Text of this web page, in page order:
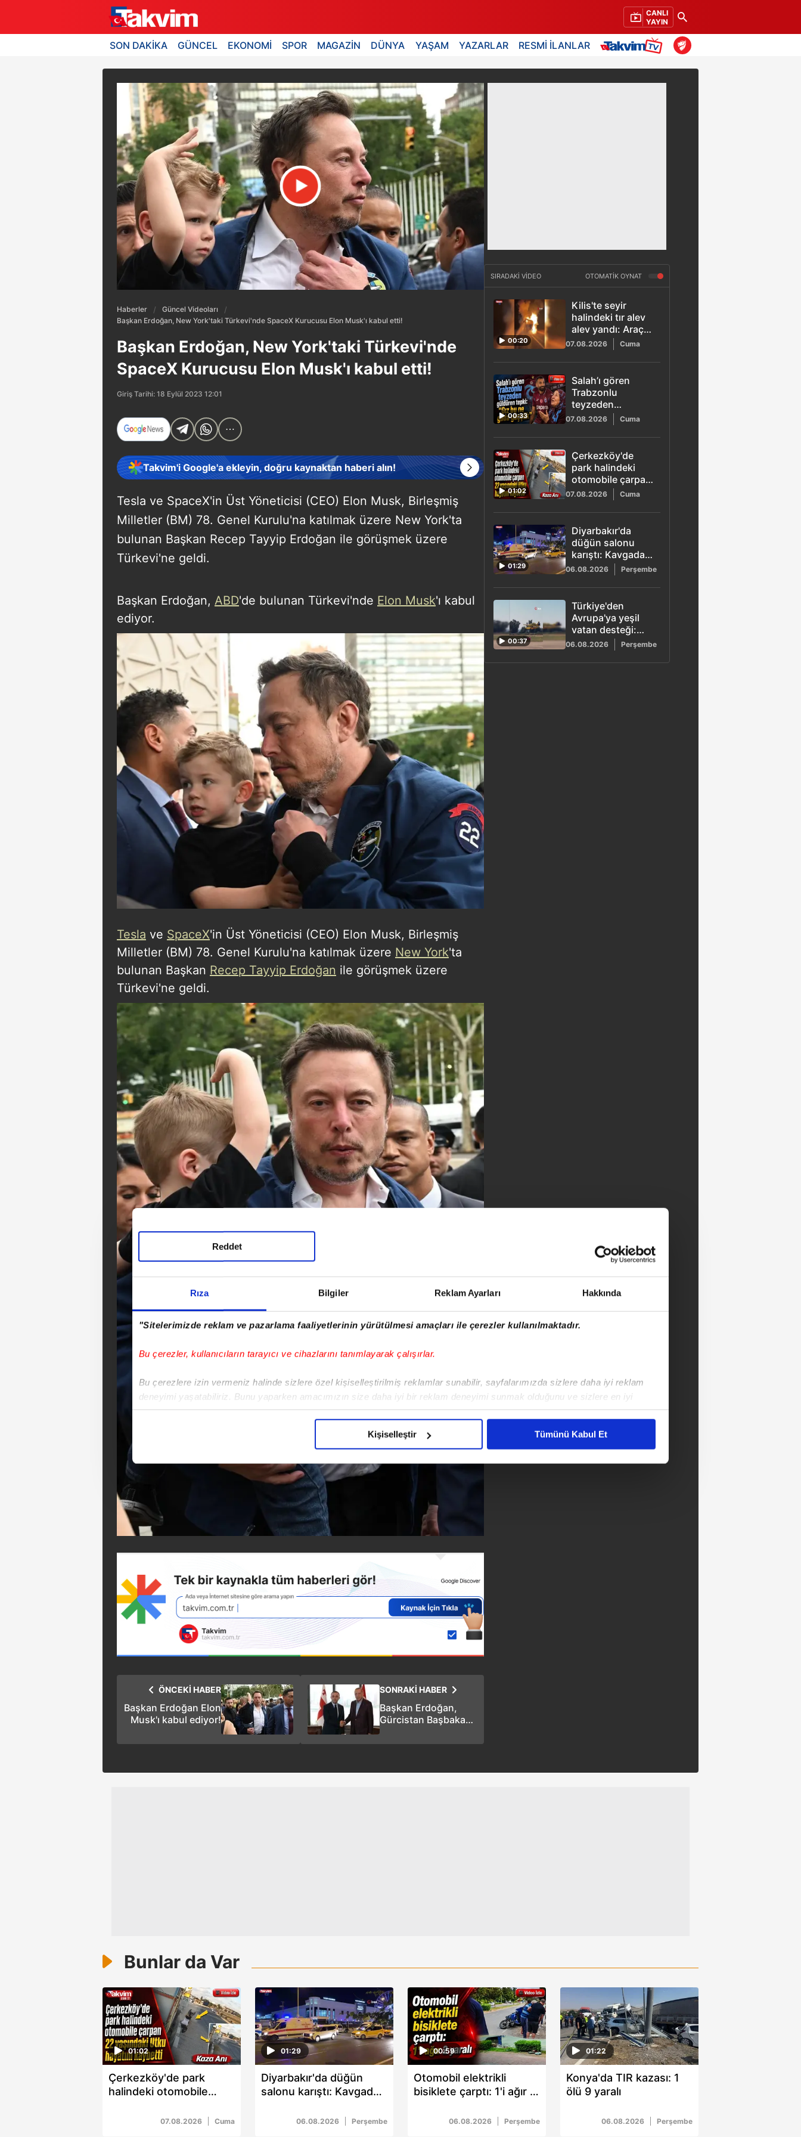
Rıza Bilgiler Reklam Ayarları Hakkında
"Sitelerimizde reklam ve pazarlama faaliyetlerinin yürütülmesi amaçları ile çerezler kullanılmaktadır.
Bu çerezler, kullanıcıların tarayıcı ve cihazlarını tanımlayarak çalışırlar.
Bu çerezlere izin vermeniz halinde sizlere özel kişiselleştirilmiş reklamlar sunabilir, sayfalarımızda sizlere daha iyi reklam
deneyimi yaşatabiliriz. Bunu yaparken amacımızın size daha iyi bir reklam deneyimi sunmak olduğunu ve sizlere en iyi
içerikleri sunabilmek adına elimizden gelen çabayı gösterdiğimizi ve bu noktada, reklamların maliyetlerimizi karşılamak
Sizlere daha iyi bir hizmet sunabilmek için İnternet Sitemizde kendimize ve üçüncü kişilere ait çerezler kullanılmaktadır. Bu
çerezler vasıtasıyla çeşitli kişisel verileriniz işlenmekte olup gerekli olan çerezler bilgi toplumu hizmetlerinin sunulması
amacıyla kullanılmaktadır. Diğer çerezler, sitemizin daha işlevsel kılınması ve kişiselleştirilmesi ve sizlere yönelik
reklam/pazarlama faaliyetlerinin yapılması, amaçlarıyla sınırlı olarak açık rızanız dahilinde kullanılacaktır.
Çerezlere ilişkin tercihlerinizi aşağıda yer alan panel vasıtasıyla belirleyebilirsiniz. Çerezlere ilişkin detaylı bilgi için Ayarlar
ziyaret edebilirsiniz.
6698 sayılı Kişisel Verilerin Korunması Kanunu uyarınca hazırlanmış Aydınlatma Metnimizi okumak ve sitemizde ilgili
mevzuata uygun olarak kullanılan çerezlerle ilgili bilgi almak için lütfentıklayınız.
Reddet
Kişiselleştir Tümünü Kabul Et
CANLI
YAYIN
SON DAKİKA GÜNCEL EKONOMİ SPOR MAGAZİN DÜNYA YAŞAM YAZARLAR RESMİ İLANLAR
Haberler
Güncel Videoları
Başkan Erdoğan, New York'taki Türkevi'nde SpaceX Kurucusu Elon Musk'ı kabul etti!
Başkan Erdoğan, New York'taki Türkevi'nde
SpaceX Kurucusu Elon Musk'ı kabul etti!
Giriş Tarihi: 18 Eylül 2023 12:01
Takvim'i Google'a ekleyin, doğru kaynaktan haberi alın!
Tesla ve SpaceX'in Üst Yöneticisi (CEO) Elon Musk, Birleşmiş
Milletler (BM) 78. Genel Kurulu'na katılmak üzere New York'ta
bulunan Başkan Recep Tayyip Erdoğan ile görüşmek üzere
Türkevi'ne geldi.
Başkan Erdoğan, ABD'de bulunan Türkevi'nde Elon Musk'ı kabul
ediyor.
Tesla ve SpaceX'in Üst Yöneticisi (CEO) Elon Musk, Birleşmiş
Milletler (BM) 78. Genel Kurulu'na katılmak üzere New York'ta
bulunan Başkan Recep Tayyip Erdoğan ile görüşmek üzere
Türkevi'ne geldi.
SONRAKİ HABER
Başkan Erdoğan,
Gürcistan Başbakanı
etti!
ÖNCEKİ HABER
Başkan Erdoğan Elon
Musk'ı kabul ediyor!
SIRADAKİ VİDEO OTOMATİK OYNAT
00:20
Kilis'te seyir
halindeki tır alev
alev yandı: Araç
kullanılamaz hale
07.08.2026 Cuma
00:33
Salah’ı gören
Trabzonlu
teyzeden
güldüren sözler:
"Gız bu ne gada
güççük"
07.08.2026 Cuma
01:02
Çerkezköy'de
park halindeki
otomobile çarpan
22 yaşındaki Utku
hayatını kaybetti
07.08.2026 Cuma
01:29
Diyarbakır'da
düğün salonu
karıştı: Kavgada 5
kişi yaralandı
06.08.2026 Perşembe
00:37
Türkiye'den
Avrupa'ya yeşil
vatan desteği:
Görev
tamamlandı,
uçaklar yurda
06.08.2026 Perşembe
Bunlar da Var
01:02
Çerkezköy'de park
halindeki otomobile
Utku hayatını kaybetti
07.08.2026 Cuma
01:29
Diyarbakır'da düğün
salonu karıştı: Kavgada
06.08.2026 Perşembe
00:59
Otomobil elektrikli
bisiklete çarptı: 1'i ağır 2
06.08.2026 Perşembe
01:22
Konya'da TIR kazası: 1
ölü 9 yaralı
06.08.2026 Perşembe